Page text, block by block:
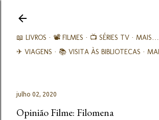
📖 LIVROS 📽️ FILMES 📺 SÉRIES TV
MAIS…
✈ VIAGENS
📚︎ VISITA ÀS BIBLIOTECAS
julho 02, 2020
Opinião Filme: Filomena